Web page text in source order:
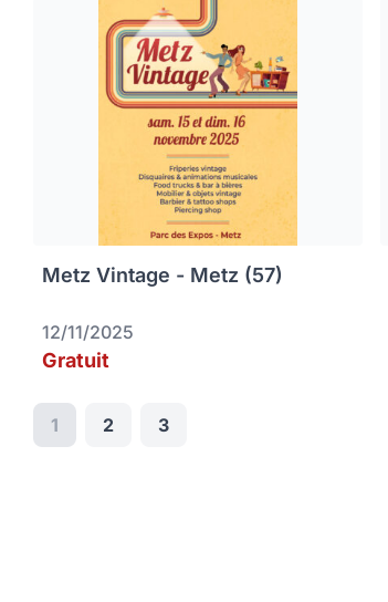
Metz Vintage - Metz (57)
12/11/2025
Gratuit
1 2 3